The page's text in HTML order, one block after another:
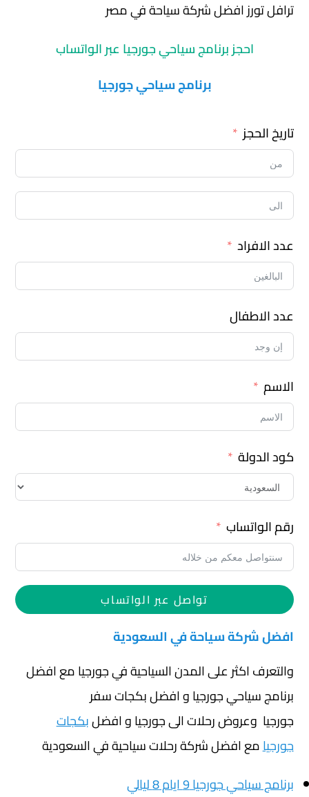
ترافل تورز افضل شركة سياحة في مصر
احجز برنامج سياحي جورجيا عبر الواتساب
برنامج سياحي جورجيا
تاريخ الحجز
عدد الافراد
عدد الاطفال
الاسم
كود الدولة
رقم الواتساب
تواصل عبر الواتساب
افضل شركة سياحة في السعودية
والتعرف اكثر على المدن السياحية في جورجيا مع افضل
برنامج سياحي جورجيا و افضل بكجات سفر
جورجيا وعروض رحلات الى جورجيا و افضلبكجات
جورجيامع افضل شركة رحلات سياحية في السعودية
برنامج سياحي جورجيا 9 ايام 8 ليالي